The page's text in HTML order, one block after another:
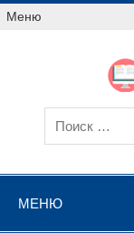
Меню
МЕНЮ